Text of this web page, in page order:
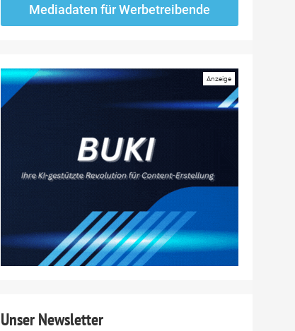
Mediadaten für Werbetreibende
Unser Newsletter